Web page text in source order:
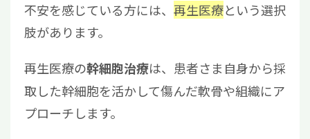
不安を感じている方には、 再生医療という選択
肢があります。
再生医療の幹細胞治療は、患者さま自身から採
取した幹細胞を活かして傷んだ軟骨や組織にア
プローチします。